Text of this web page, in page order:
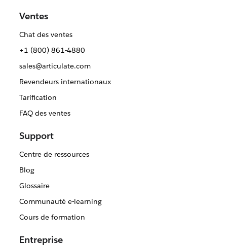
Ventes
Chat des ventes
+1 (800) 861-4880
sales@articulate.com
Revendeurs internationaux
Tarification
FAQ des ventes
Support
Centre de ressources
Blog
Glossaire
Communauté e-learning
Cours de formation
Entreprise